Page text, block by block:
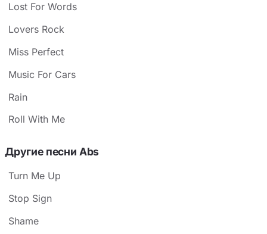
Lost For Words
Lovers Rock
Miss Perfect
Music For Cars
Rain
Roll With Me
Другие песни Abs
Turn Me Up
Stop Sign
Shame